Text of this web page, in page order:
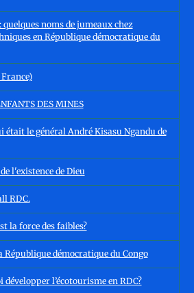
noms de jumeaux chez
en République démocratique du
DES MINES
était le général André Kisasu Ngandu de
l'existence de Dieu
RDC.
la force des faibles?
République démocratique du Congo
l’écotourisme en RDC?